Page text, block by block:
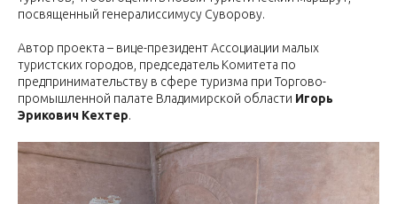
посвященный генералиссимусу Суворову.
Автор проекта – вице-президент Ассоциации малых
туристских городов, председатель Комитета по
предпринимательству в сфере туризма при Торгово-
промышленной палате Владимирской области Игорь
Эрикович Кехтер.